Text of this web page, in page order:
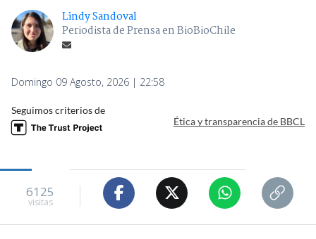
Lindy Sandoval
Periodista de Prensa en BioBioChile
Domingo 09 Agosto, 2026 | 22:58
Seguimos criterios de
Ética y transparencia de BBCL
6125
visitas